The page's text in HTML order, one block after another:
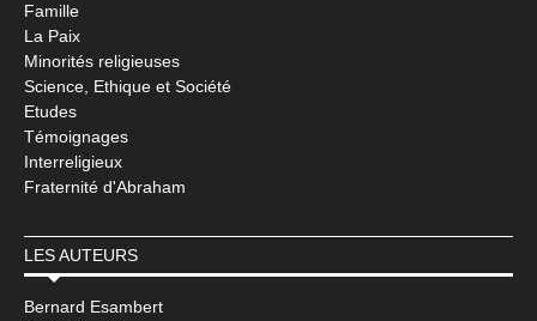
Famille
La Paix
Minorités religieuses
Science, Ethique et Société
Etudes
Témoignages
Interreligieux
Fraternité d'Abraham
LES AUTEURS
Bernard Esambert